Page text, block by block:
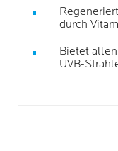
durch
Bietet
UVB-